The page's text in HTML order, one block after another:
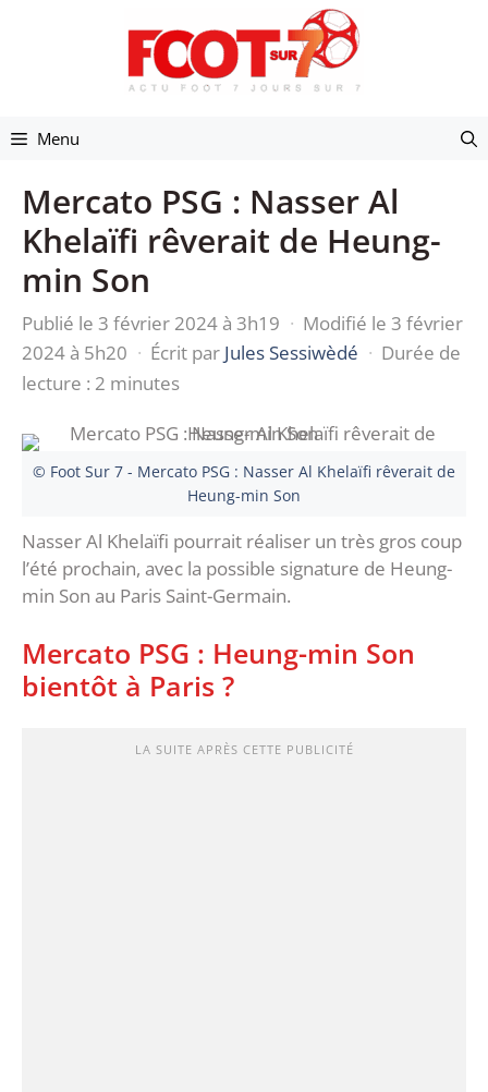
Menu
Mercato PSG : Nasser Al
Khelaïfi rêverait de Heung-
min Son
Publié le 3 février 2024 à 3h19 · Modifié le 3 février
2024 à 5h20 · Écrit par Jules Sessiwèdé · Durée de
lecture : 2 minutes
© Foot Sur 7 - Mercato PSG : Nasser Al Khelaïfi rêverait de
Heung-min Son
Nasser Al Khelaïfi pourrait réaliser un très gros coup
l’été prochain, avec la possible signature de Heung-
min Son au Paris Saint-Germain.
Mercato PSG : Heung-min Son
bientôt à Paris ?
LA SUITE APRÈS CETTE PUBLICITÉ